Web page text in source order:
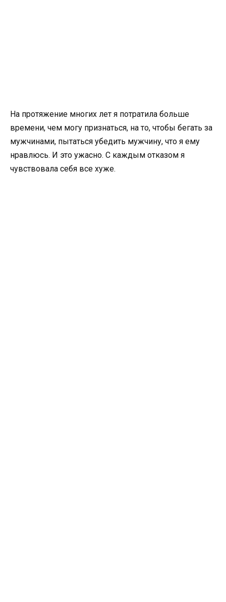
На протяжение многих лет я потратила больше
времени, чем могу признаться, на то, чтобы бегать за
мужчинами, пытаться убедить мужчину, что я ему
нравлюсь. И это ужасно. С каждым отказом я
чувствовала себя все хуже.